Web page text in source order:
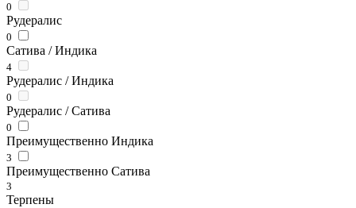
0
Рудералис
0
Сатива / Индика
4
Рудералис / Индика
0
Рудералис / Сатива
0
Преимущественно Индика
3
Преимущественно Сатива
3
Терпены